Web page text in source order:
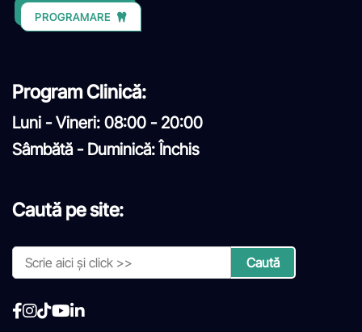
PROGRAMARE
Program Clinică:
Luni - Vineri: 08:00 - 20:00
Sâmbătă - Duminică: Închis
Caută pe site: